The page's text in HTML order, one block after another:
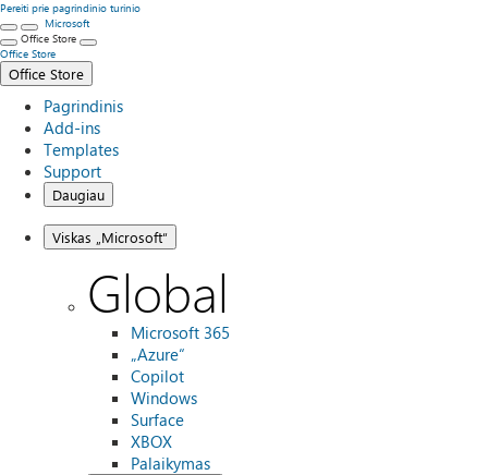
Pereiti prie pagrindinio turinio
Microsoft
Office Store
Office Store
Office Store
Pagrindinis
Add-ins
Templates
Support
Daugiau
Viskas „Microsoft“
Global
Microsoft 365
„Azure“
Copilot
Windows
Surface
XBOX
Palaikymas